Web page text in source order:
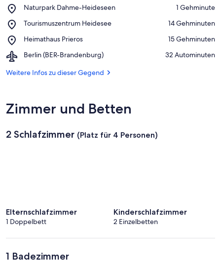
Naturpark Dahme-Heideseen
Place,
Dahme-
‪1 Gehminute‬
Tourismuszentrum Heidesee
Place,
Heidesee
‪14 Gehminuten‬
Heimathaus Prieros
Place,
Prieros
‪15 Gehminuten‬
Berlin (BER-Brandenburg)
Airport,
(BER-
‪32 Autominuten‬
Weitere Infos zu dieser Gegend
Zimmer und Betten
2 Schlafzimmer (Platz für 4 Personen)
Elternschlafzimmer
1 Doppelbett
Kinderschlafzimmer
2 Einzelbetten
1 Badezimmer